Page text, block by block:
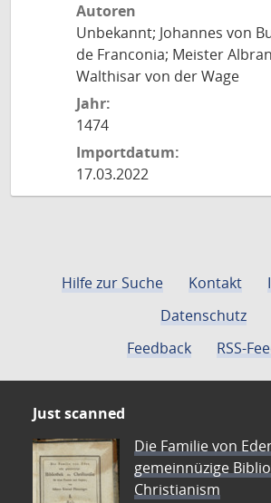
Autoren
Unbekannt; Johannes von
de Franconia; Meister
Walthisar von der Wage
Jahr:
1474
Importdatum:
17.03.2022
Hilfe zur Suche Kontakt
Datenschutz
Feedback
RSS-
Just scanned
Die Familie von
gemeinnüzige
Christianism